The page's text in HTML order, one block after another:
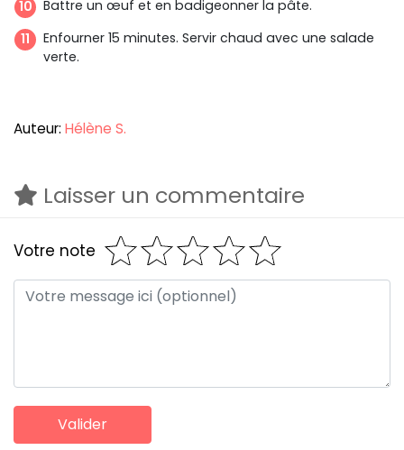
Battre un œuf et en badigeonner la pâte.
Enfourner 15 minutes. Servir chaud avec une salade
verte.
Auteur: Hélène S.
Laisser un commentaire
Votre note